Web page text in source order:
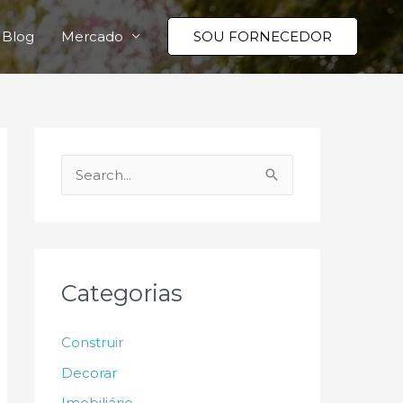
Blog Mercado SOU FORNECEDOR
e
i
r
Categorias
Construir
Decorar